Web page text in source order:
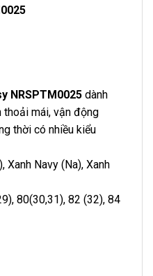
NRSPTM0025 dành
mái, vận động
thời có nhiều kiểu
Xanh Navy (Na), Xanh
80(30,31), 82 (32), 84